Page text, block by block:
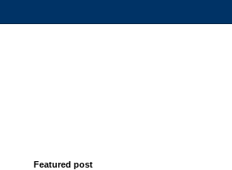
Featured post